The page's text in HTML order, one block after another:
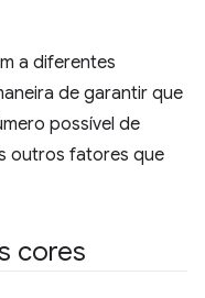
a diferentes
de garantir que
possível de
outros fatores que
cores